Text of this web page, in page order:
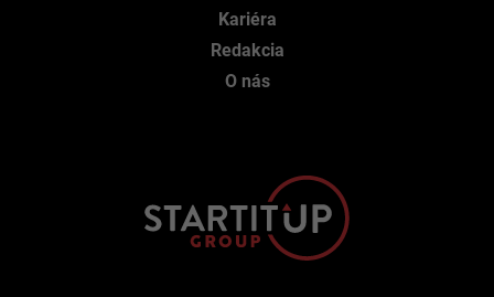
Kariéra
Redakcia
O nás